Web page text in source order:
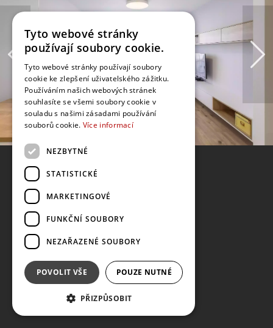
Tyto webové stránky
používají soubory cookie.
Tyto webové stránky používají soubory
cookie ke zlepšení uživatelského zážitku.
Používáním našich webových stránek
souhlasíte se všemi soubory cookie v
souladu s našimi zásadami používání
souborů cookie. Více informací
NEZBYTNÉ
STATISTICKÉ
MARKETINGOVÉ
FUNKČNÍ SOUBORY
NEZAŘAZENÉ SOUBORY
POVOLIT VŠE POUZE NUTNÉ
PŘIZPŮSOBIT